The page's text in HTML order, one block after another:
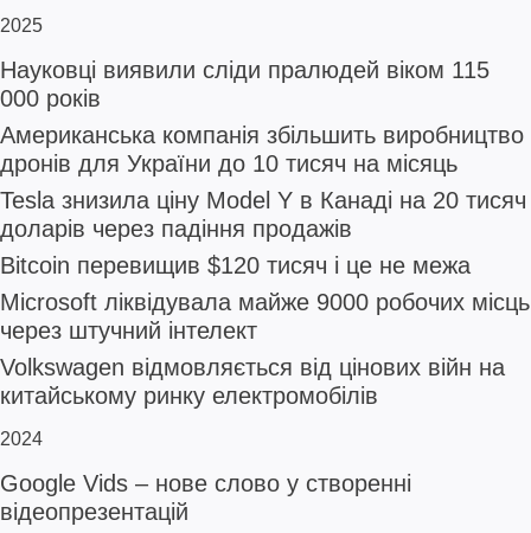
2025
Науковці виявили сліди пралюдей віком 115
000 років
Американська компанія збільшить виробництво
дронів для України до 10 тисяч на місяць
Tesla знизила ціну Model Y в Канаді на 20 тисяч
доларів через падіння продажів
Bitcoin перевищив $120 тисяч і це не межа
Microsoft ліквідувала майже 9000 робочих місць
через штучний інтелект
Volkswagen відмовляється від цінових війн на
китайському ринку електромобілів
2024
Google Vids – нове слово у створенні
відеопрезентацій